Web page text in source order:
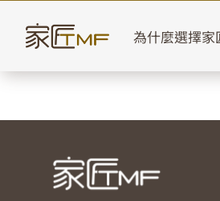
content
為什麼選擇家